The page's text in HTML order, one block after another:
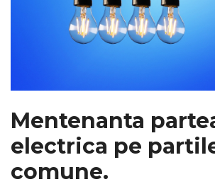
Mentenanta
electrica pe
comune.